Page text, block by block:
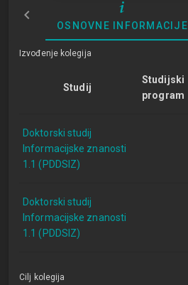
OSNOVNE INFORMACIJE
Izvođenje kolegija
Studij
Studijski
program
Doktorski studij
Informacijske znanosti
1.1 (PDDSIZ)
Doktorski studij
Informacijske znanosti
1.1 (PDDSIZ)
Cilj kolegija